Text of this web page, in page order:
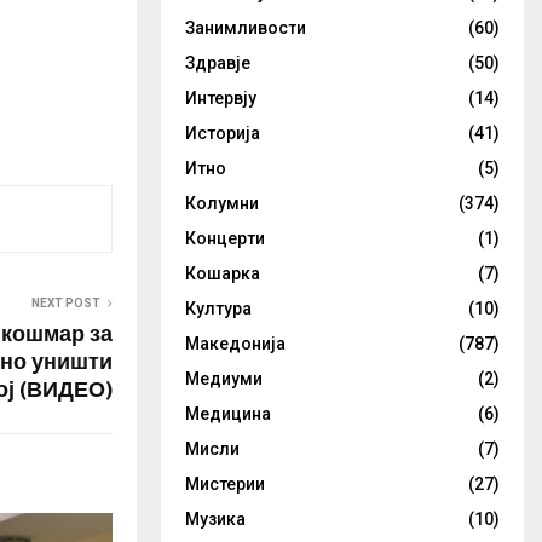
NEXT POST
за
уништи
(ВИДЕО)
Занимливости
(60)
Здравје
(50)
Интервју
(14)
Историја
(41)
Итно
(5)
Колумни
(374)
Концерти
(1)
Кошарка
(7)
Култура
(10)
Македонија
(787)
Медиуми
(2)
Медицина
(6)
Мисли
(7)
Мистерии
(27)
Музика
(10)